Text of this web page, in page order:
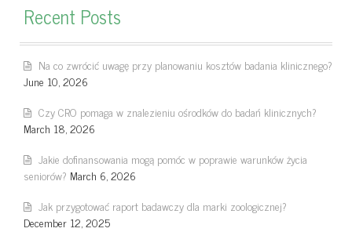
Recent Posts
Na co zwrócić uwagę przy planowaniu kosztów badania klinicznego?
June 10, 2026
Czy CRO pomaga w znalezieniu ośrodków do badań klinicznych?
March 18, 2026
Jakie dofinansowania mogą pomóc w poprawie warunków życia
seniorów? March 6, 2026
Jak przygotować raport badawczy dla marki zoologicznej?
December 12, 2025